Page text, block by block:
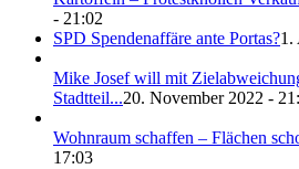
- 21:02
SPD Spendenaffäre ante Portas?1.
Mike Josef will mit
Stadtteil...20. November 2022 -
Wohnraum schaffen – Flächen
17:03